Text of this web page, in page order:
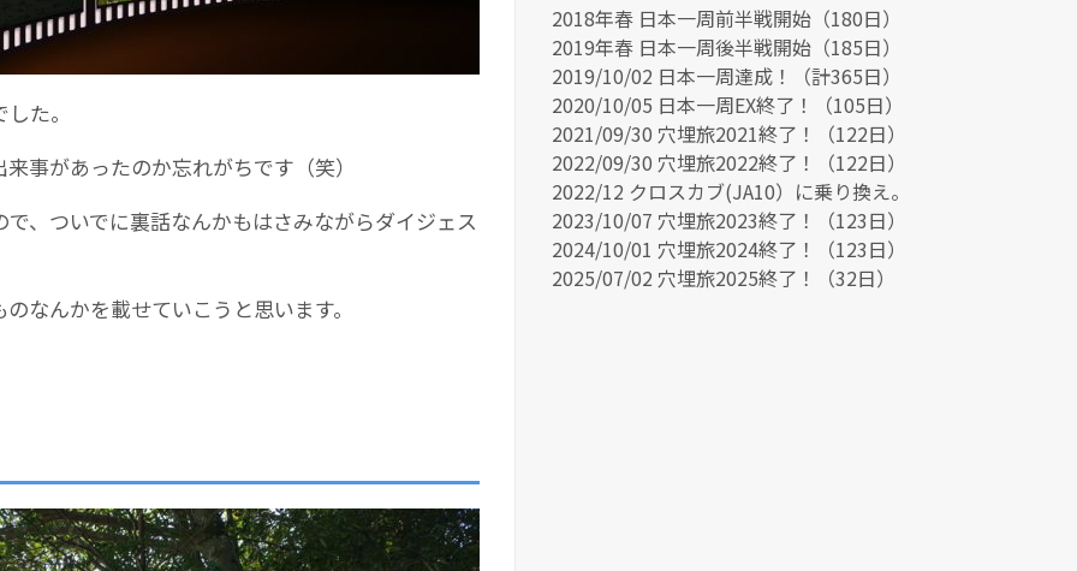
た。
事があったのか忘れがちです（笑）
、ついでに裏話なんかもはさみながらダイジェス
なんかを載せていこうと思います。
2018年春 日本一周前半戦開始（180日）
2019年春 日本一周後半戦開始（185日）
2019/10/02 日本一周達成！（計365日）
2020/10/05 日本一周EX終了！（105日）
2021/09/30 穴埋旅2021終了！（122日）
2022/09/30 穴埋旅2022終了！（122日）
2022/12 クロスカブ(JA10）に乗り換え。
2023/10/07 穴埋旅2023終了！（123日）
2024/10/01 穴埋旅2024終了！（123日）
2025/07/02 穴埋旅2025終了！（32日）